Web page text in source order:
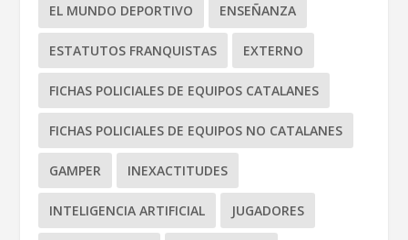
EL MUNDO DEPORTIVO ENSEÑANZA
ESTATUTOS FRANQUISTAS EXTERNO
FICHAS POLICIALES DE EQUIPOS CATALANES
FICHAS POLICIALES DE EQUIPOS NO CATALANES
GAMPER INEXACTITUDES
INTELIGENCIA ARTIFICIAL JUGADORES